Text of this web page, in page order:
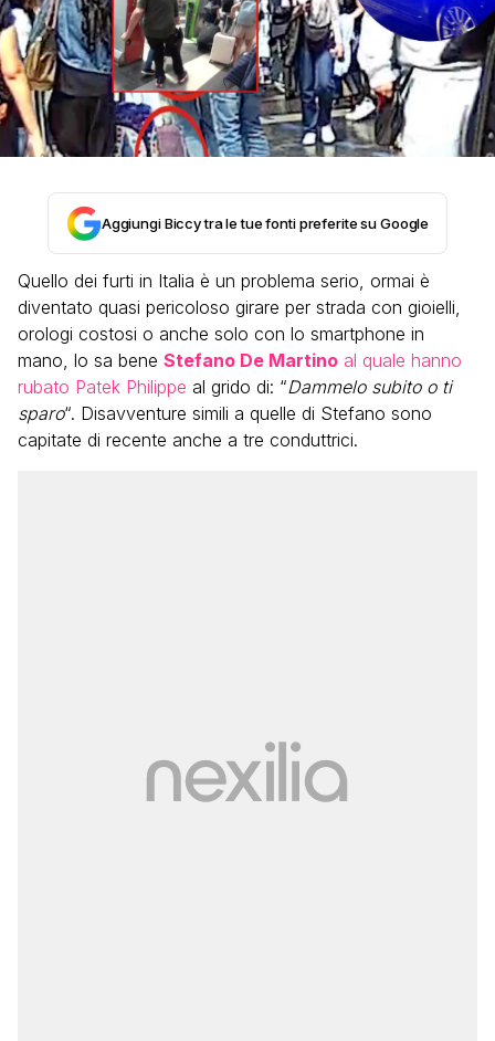
Aggiungi Biccy tra le tue fonti preferite su Google
Quello dei furti in Italia è un problema serio, ormai è
diventato quasi pericoloso girare per strada con gioielli,
orologi costosi o anche solo con lo smartphone in
mano, lo sa bene Stefano De Martino al quale hanno
rubato Patek Philippe al grido di: “Dammelo subito o ti
sparo“. Disavventure simili a quelle di Stefano sono
capitate di recente anche a tre conduttrici.